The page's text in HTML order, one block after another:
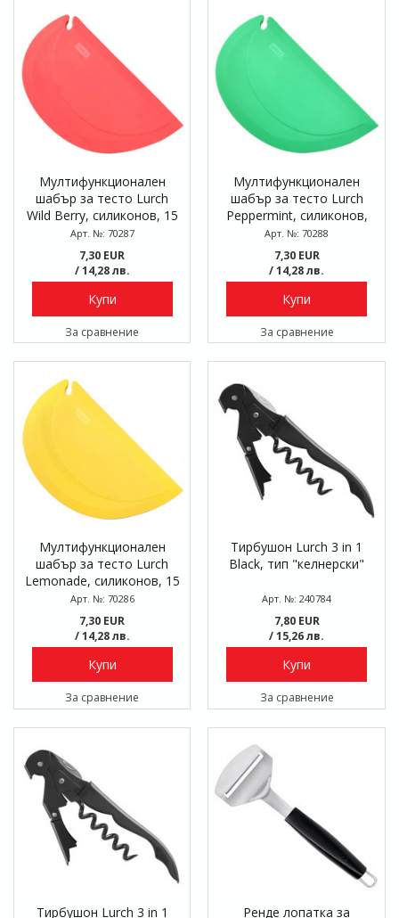
Мултифункционален
шабър за тесто Lurch
Wild Berry, силиконов, 15
x 9,5 см
Арт. №: 70287
7,30 EUR
/ 14,28 лв.
Купи
За сравнение
Мултифункционален
шабър за тесто Lurch
Peppermint, силиконов,
15 x 9,5 см
Арт. №: 70288
7,30 EUR
/ 14,28 лв.
Купи
За сравнение
Мултифункционален
шабър за тесто Lurch
Lemonade, силиконов, 15
x 9,5 см
Арт. №: 70286
7,30 EUR
/ 14,28 лв.
Купи
За сравнение
Тирбушон Lurch 3 in 1
Black, тип "келнерски"
Арт. №: 240784
7,80 EUR
/ 15,26 лв.
Купи
За сравнение
Тирбушон Lurch 3 in 1
Ренде лопатка за